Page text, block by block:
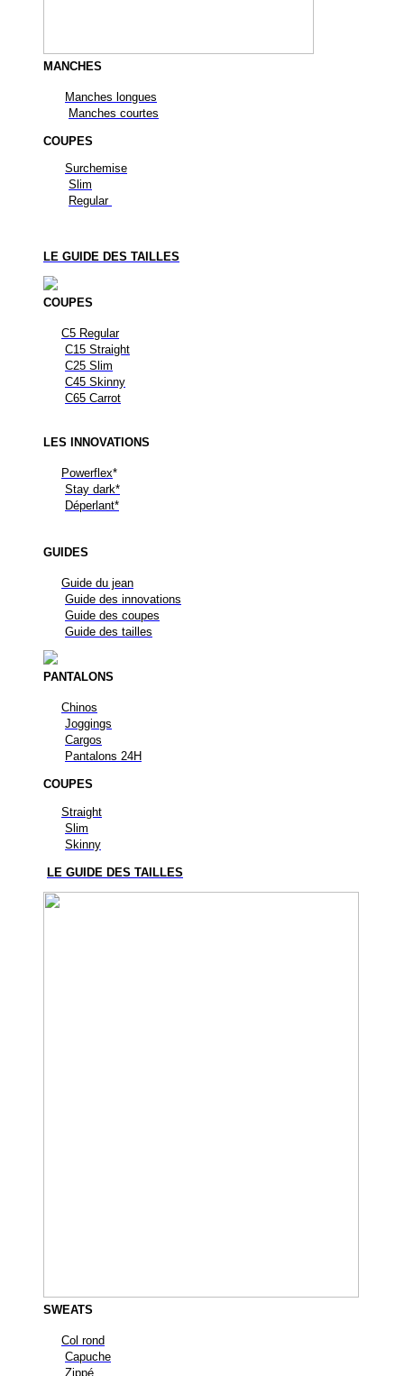
MANCHES
Manches longues
Manches courtes
COUPES
Surchemise
Slim
Regular
LE GUIDE DES TAILLES
COUPES
C5 Regular
C15 Straight
C25 Slim
C45 Skinny
C65 Carrot
LES INNOVATIONS
Powerflex*
Stay dark*
Déperlant*
GUIDES
Guide du jean
Guide des innovations
Guide des coupes
Guide des tailles
PANTALONS
Chinos
Joggings
Cargos
Pantalons 24H
COUPES
Straight
Slim
Skinny
LE GUIDE DES TAILLES
SWEATS
Col rond
Capuche
Zippé